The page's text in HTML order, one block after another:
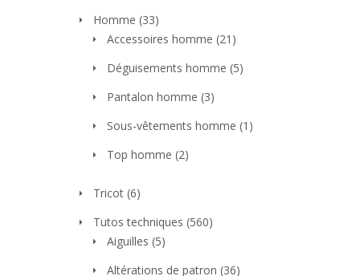
Homme (33)
Accessoires homme (21)
Déguisements homme (5)
Pantalon homme (3)
Sous-vêtements homme (1)
Top homme (2)
Tricot (6)
Tutos techniques (560)
Aiguilles (5)
Altérations de patron (36)